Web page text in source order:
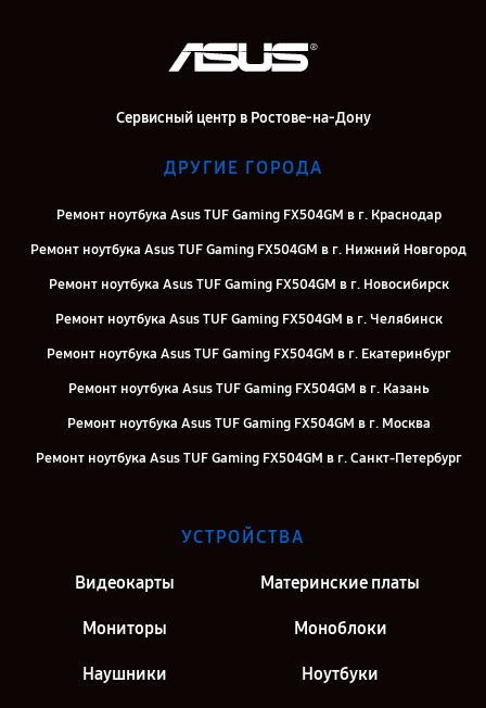
Сервисный центр в Ростове-на-Дону
ДРУГИЕ ГОРОДА
Ремонт ноутбука Asus TUF Gaming FX504GM в г. Краснодар
Ремонт ноутбука Asus TUF Gaming FX504GM в г. Нижний Новгород
Ремонт ноутбука Asus TUF Gaming FX504GM в г. Новосибирск
Ремонт ноутбука Asus TUF Gaming FX504GM в г. Челябинск
Ремонт ноутбука Asus TUF Gaming FX504GM в г. Екатеринбург
Ремонт ноутбука Asus TUF Gaming FX504GM в г. Казань
Ремонт ноутбука Asus TUF Gaming FX504GM в г. Москва
Ремонт ноутбука Asus TUF Gaming FX504GM в г. Санкт-Петербург
УСТРОЙСТВА
Видеокарты Материнские платы
Мониторы Моноблоки
Наушники Ноутбуки